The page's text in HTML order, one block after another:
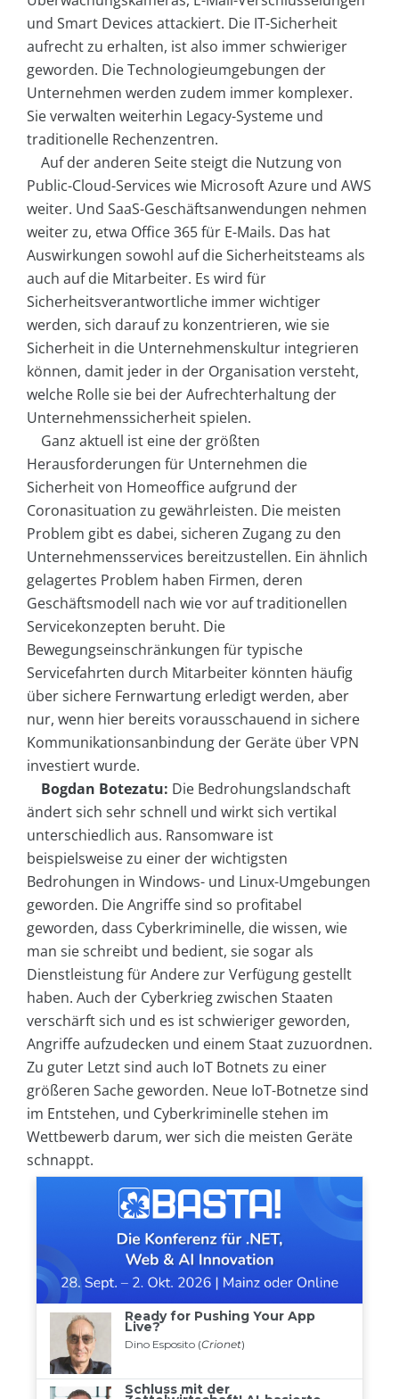
und Smart Devices attackiert. Die IT-Sicherheit
aufrecht zu erhalten, ist also immer schwieriger
geworden. Die Technologieumgebungen der
Unternehmen werden zudem immer komplexer.
Sie verwalten weiterhin Legacy-Systeme und
traditionelle Rechenzentren.
Auf der anderen Seite steigt die Nutzung von
Public-Cloud-Services wie Microsoft Azure und AWS
weiter. Und SaaS-Geschäftsanwendungen nehmen
weiter zu, etwa Office 365 für E-Mails. Das hat
Auswirkungen sowohl auf die Sicherheitsteams als
auch auf die Mitarbeiter. Es wird für
Sicherheitsverantwortliche immer wichtiger
werden, sich darauf zu konzentrieren, wie sie
Sicherheit in die Unternehmenskultur integrieren
können, damit jeder in der Organisation versteht,
welche Rolle sie bei der Aufrechterhaltung der
Unternehmenssicherheit spielen.
Ganz aktuell ist eine der größten
Herausforderungen für Unternehmen die
Sicherheit von Homeoffice aufgrund der
Coronasituation zu gewährleisten. Die meisten
Problem gibt es dabei, sicheren Zugang zu den
Unternehmensservices bereitzustellen. Ein ähnlich
gelagertes Problem haben Firmen, deren
Geschäftsmodell nach wie vor auf traditionellen
Servicekonzepten beruht. Die
Bewegungseinschränkungen für typische
Servicefahrten durch Mitarbeiter könnten häufig
über sichere Fernwartung erledigt werden, aber
nur, wenn hier bereits vorausschauend in sichere
Kommunikationsanbindung der Geräte über VPN
investiert wurde.
Bogdan Botezatu: Die Bedrohungslandschaft
ändert sich sehr schnell und wirkt sich vertikal
unterschiedlich aus. Ransomware ist
beispielsweise zu einer der wichtigsten
Bedrohungen in Windows- und Linux-Umgebungen
geworden. Die Angriffe sind so profitabel
geworden, dass Cyberkriminelle, die wissen, wie
man sie schreibt und bedient, sie sogar als
Dienstleistung für Andere zur Verfügung gestellt
haben. Auch der Cyberkrieg zwischen Staaten
verschärft sich und es ist schwieriger geworden,
Angriffe aufzudecken und einem Staat zuzuordnen.
Zu guter Letzt sind auch IoT Botnets zu einer
größeren Sache geworden. Neue IoT-Botnetze sind
im Entstehen, und Cyberkriminelle stehen im
Wettbewerb darum, wer sich die meisten Geräte
schnappt.